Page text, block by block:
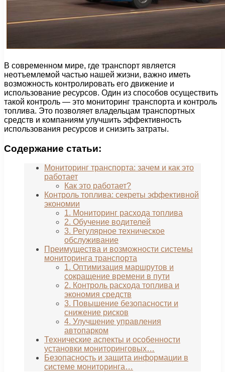
В современном мире, где транспорт является
неотъемлемой частью нашей жизни, важно иметь
возможность контролировать его движение и
использование ресурсов. Один из способов осуществить
такой контроль — это мониторинг транспорта и контроль
топлива. Это позволяет владельцам транспортных
средств и компаниям улучшить эффективность
использования ресурсов и снизить затраты.
Содержание статьи:
Мониторинг транспорта: зачем и как это
работает
Как это работает?
Контроль топлива: секреты эффективной
экономии
1. Мониторинг расхода топлива
2. Обучение водителей
3. Регулярное техническое
обслуживание
Преимущества и возможности системы
мониторинга транспорта
1. Оптимизация маршрутов и
сокращение времени в пути
2. Контроль расхода топлива и
экономия средств
3. Повышение безопасности и
снижение рисков
4. Улучшение управления
автопарком
Технические аспекты и особенности
установки мониторинговых…
Безопасность и защита информации в
системе мониторинга…